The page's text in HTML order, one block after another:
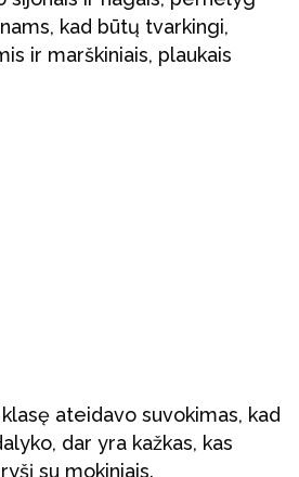
kad būtų tvarkingi,
ir marškiniais, plaukais
ateidavo suvokimas, kad
dar yra kažkas, kas
su mokiniais.